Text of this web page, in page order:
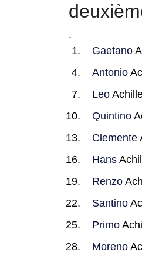
.
Gaetano
Antonio
Leo
Quintino
Clemente
Hans
Renzo
Santino
Primo
Moreno